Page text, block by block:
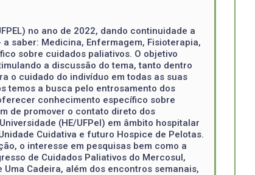
no ano de 2022, dando continuidade a
saber: Medicina, Enfermagem, Fisioterapia,
sobre cuidados paliativos. O objetivo
a discussão do tema, tanto dentro
o cuidado do indivíduo em todas as suas
temos a busca pelo entrosamento dos
conhecimento específico sobre
de promover o contato direto dos
(HE/UFPel) em âmbito hospitalar
Cuidativa e futuro Hospice de Pelotas.
o interesse em pesquisas bem como a
de Cuidados Paliativos do Mercosul,
Cadeira, além dos encontros semanais,